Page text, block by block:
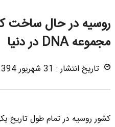
روسیه در حال ساخت
مجموعه DNA در دنیا
تاریخ انتشار : 31 شهریور 1394
کشور روسیه در تمام طول